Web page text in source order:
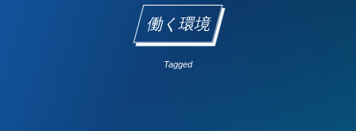
働く環境
Tagged